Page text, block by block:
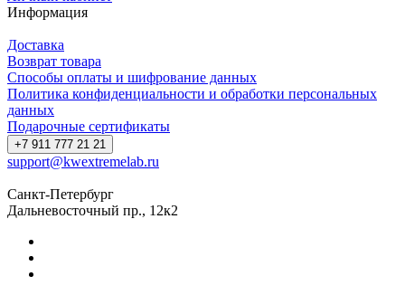
Информация
Доставка
Возврат товара
Способы оплаты и шифрование данных
Политика конфиденциальности и обработки персональных
данных
Подарочные сертификаты
+7 911 777 21 21
support@kwextremelab.ru
Санкт-Петербург
Дальневосточный пр., 12к2